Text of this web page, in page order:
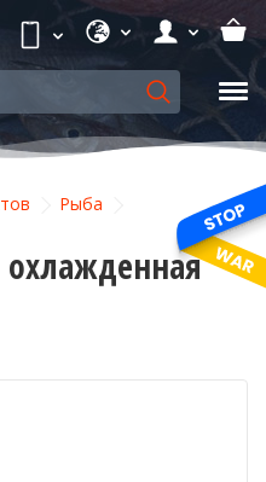
Рыба
охлажденная